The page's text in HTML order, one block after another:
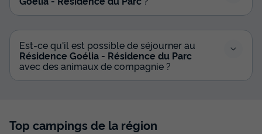
Est-ce qu'il est possible de séjourner au
Résidence Goélia - Résidence du Parc
avec des animaux de compagnie ?
Top campings de la région